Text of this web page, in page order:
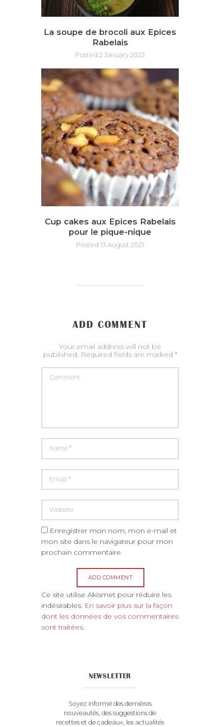
La soupe de brocoli aux Epices
Rabelais
Posted 2 January 2022
Cup cakes aux Epices Rabelais
pour le pique-nique
Posted 13 August 2021
ADD COMMENT
Your email address will not be
published. Required fields are marked *
Enregistrer mon nom, mon e-mail et
mon site dans le navigateur pour mon
prochain commentaire.
A
l
t
e
Ce site utilise Akismet pour réduire les
indésirables. En savoir plus sur la façon
dont les données de vos commentaires
sont traitées.
NEWSLETTER
Soyez informé des dernières
nouveautés, des suggestions de
recettes et de cadeaux, les actualités